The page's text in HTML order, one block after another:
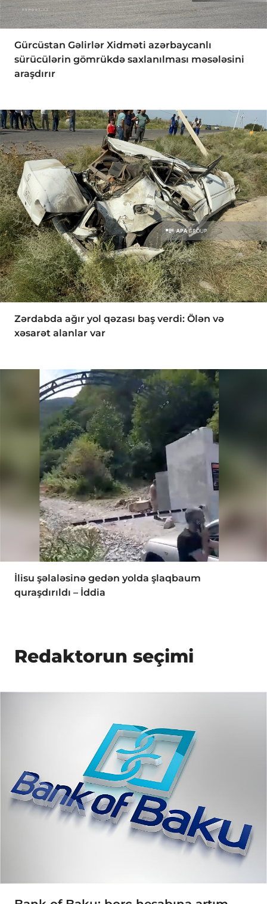
Gürcüstan Gəlirlər Xidməti azərbaycanlı
sürücülərin gömrükdə saxlanılması məsələsini
araşdırır
Zərdabda ağır yol qəzası baş verdi: Ölən və
xəsarət alanlar var
İlisu şəlaləsinə gedən yolda şlaqbaum
quraşdırıldı – İddia
Redaktorun seçimi